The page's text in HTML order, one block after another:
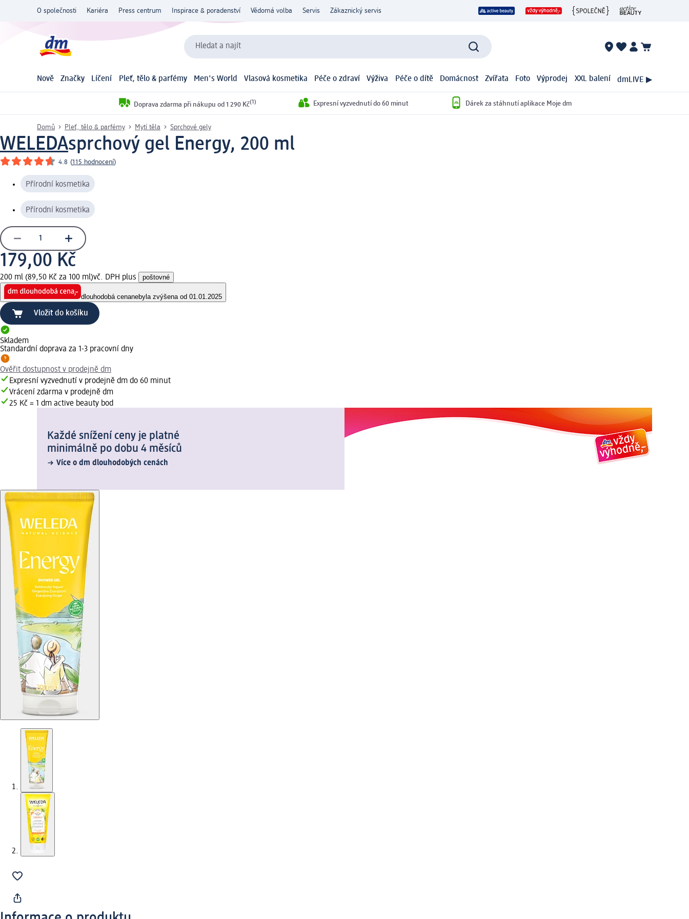
O společnosti Kariéra Press centrum Inspirace & poradenství Vědomá volba Servis Zákaznický servis
Hledat a najít
Nově Značky Líčení Pleť, tělo & parfémy Men's World Vlasová kosmetika Péče o zdraví Výživa Péče o dítě Domácnost Zvířata Foto Výprodej XXL balení dmLIVE ▶
Doprava zdarma při nákupu od 1 290 Kč(1) Expresní vyzvednutí do 60 minut Dárek za stáhnutí aplikace Moje dm
Domů Pleť, tělo & parfémy Mytí těla Sprchové gely
WELEDAsprchový gel Energy, 200 ml
4.8 (115 hodnocení)
Přírodní kosmetika
Přírodní kosmetika
179,00 Kč
200 ml (89,50 Kč za 100 ml)vč. DPH plus poštovné
dlouhodobá cenanebyla zvýšena od 01.01.2025
Vložit do košíku
Skladem
Standardní doprava za 1-3 pracovní dny
Ověřit dostupnost v prodejně dm
Expresní vyzvednutí v prodejně dm do 60 minut
Vrácení zdarma v prodejně dm
25 Kč = 1 dm active beauty bod
Každé snížení ceny je platné
minimálně po dobu 4 měsíců
Více o dm dlouhodobých cenách